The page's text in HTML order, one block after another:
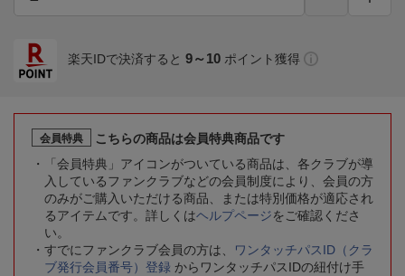
楽天IDで決済すると 9～10 ポイント獲得
会員特典
こちらの商品は会員特典商品です
「会員特典」アイコンがついている商品は、各クラブが導
入しているファンクラブなどの会員制度により、会員の方
のみがご購入いただける商品、または特別価格が適応され
るアイテムです。詳しくはヘルプページをご確認くださ
い。
すでにファンクラブ会員の方は、
ワンタッチパスID（クラ
ブ発行会員番号）登録 からワンタッチパスIDの紐付け手